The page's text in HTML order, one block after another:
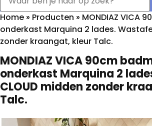
Home » Producten » MONDIAZ VICA
onderkast Marquina 2 lades.
zonder kraangat, kleur Talc.
MONDIAZ VICA 90cm
onderkast Marquina 2
CLOUD midden zonder
Talc.